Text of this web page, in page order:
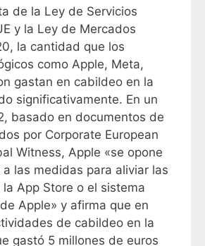
de la Ley de Servicios
y la Ley de Mercados
la cantidad que los
como Apple, Meta,
gastan en cabildeo en la
significativamente. En un
basado en documentos de
por Corporate European
Witness, Apple «se opone
las medidas para aliviar las
App Store o el sistema
Apple» y afirma que en
de cabildeo en la
gastó 5 millones de euros